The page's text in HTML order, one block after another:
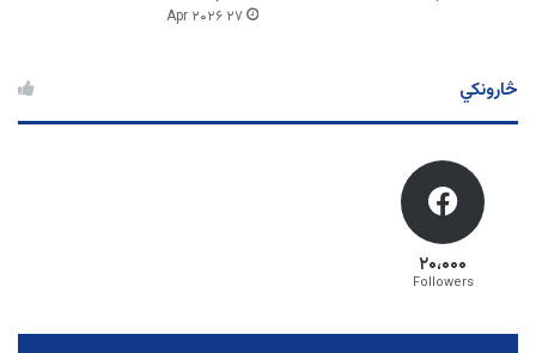
۲۷ Apr ۲۰۲۶
څارونکي
۲۰،۰۰۰
Followers